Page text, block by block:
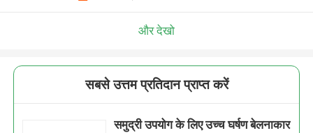
और देखो
सबसे उत्तम प्रतिदान प्राप्त करें
समुद्री उपयोग के लिए उच्च घर्षण बेलनाकार